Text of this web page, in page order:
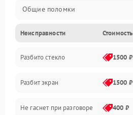
Общие поломки
Проблемы связи
Камеры
Проблемы с дисплеем и сенсором
Зарядка
Неисправности Стоимость
Разбито стекло 1500 ₽
Разбит экран 1500 ₽
Не гаснет при разговоре 400 ₽